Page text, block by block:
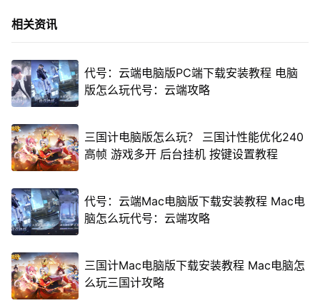
相关资讯
代号：云端电脑版PC端下载安装教程 电脑
版怎么玩代号：云端攻略
三国计电脑版怎么玩？ 三国计性能优化240
高帧 游戏多开 后台挂机 按键设置教程
代号：云端Mac电脑版下载安装教程 Mac电
脑怎么玩代号：云端攻略
三国计Mac电脑版下载安装教程 Mac电脑怎
么玩三国计攻略